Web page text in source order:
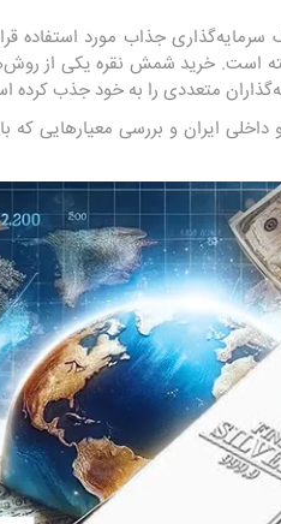
جذاب مورد استفاده
است. خرید شمش نقره یکی از
متعددی را به خود جذب کرده
داخلی ایران و بررسی معیارهایی